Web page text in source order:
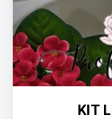
KIT